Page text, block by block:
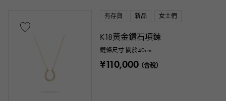
有存貨 新品 女士們
K18黃金鑽石項鍊
鏈條尺寸:關於40cm
¥110,000（含稅）